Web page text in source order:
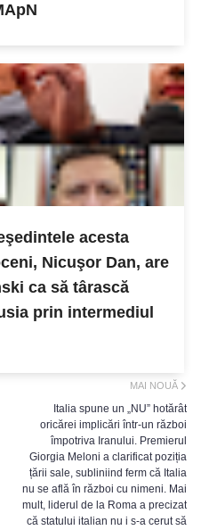
acesta
Nicuşor Dan, are
ca să târască
prin intermediul
MAI NOUĂ
Italia spune un „NU” hotărât
oricărei implicări într-un război
împotriva Iranului. Premierul
Giorgia Meloni a clarificat poziția
țării sale, subliniind ferm că Italia
nu se află în război cu nimeni. Mai
mult, liderul de la Roma a precizat
că statului italian nu i s-a cerut să